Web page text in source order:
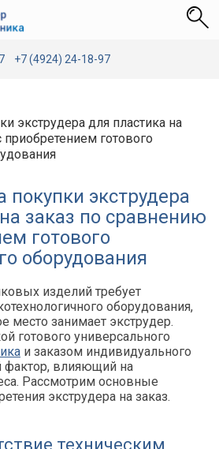
+7 (4924) 24-18-97
экструдера для пластика на
готового
экструдера
заказ по сравнению
готового
оборудования
изделий требует
оборудования,
место занимает экструдер.
готового универсального
и заказом индивидуального
влияющий на
Рассмотрим основные
экструдера на заказ.
техническим